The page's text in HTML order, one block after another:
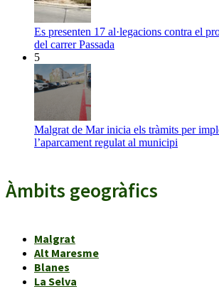
Es presenten 17 al·legacions contra el
del carrer Passada
5
Malgrat de Mar inicia els tràmits per
l’aparcament regulat al municipi
Àmbits geogràfics
Malgrat
Alt Maresme
Blanes
La Selva